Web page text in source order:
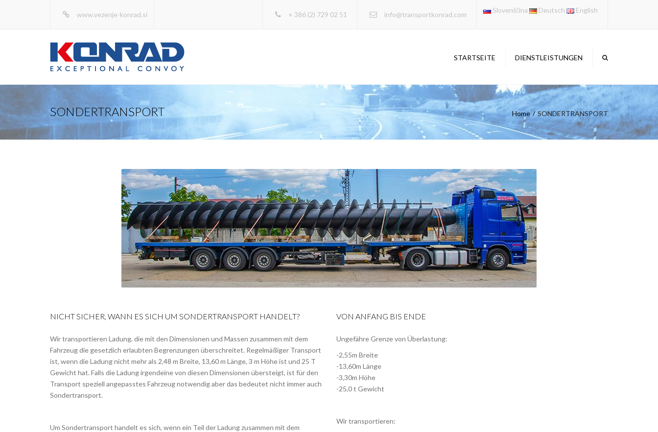
www.vezenje-konrad.si + 386 (2) 729 02 51 info@transportkonrad.com
Slovenščina Deutsch English
STARTSEITE DIENSTLEISTUNGEN
SONDERTRANSPORT
LOGISTIK
SONDERTRANSPORT Home SONDERTRANSPORT
NICHT SICHER, WANN ES SICH UM SONDERTRANSPORT HANDELT?
Wir transportieren Ladung, die mit den Dimensionen und Massen zusammen mit dem
Fahrzeug die gesetzlich erlaubten Begrenzungen überschreitet. Regelmäßiger Transport
ist, wenn die Ladung nicht mehr als 2,48 m Breite, 13,60 m Länge, 3 m Höhe ist und 25 T
Gewicht hat. Falls die Ladung irgendeine von diesen Dimensionen übersteigt, ist für den
Transport speziell angepasstes Fahrzeug notwendig aber das bedeutet nicht immer auch
Sondertransport.
Um Sondertransport handelt es sich, wenn ein Teil der Ladung zusammen mit dem
VON ANFANG BIS ENDE
Ungefähre Grenze von Überlastung:
-2,55m Breite
-13,60m Länge
-3,30m Höhe
-25,0 t Gewicht
Wir transportieren: